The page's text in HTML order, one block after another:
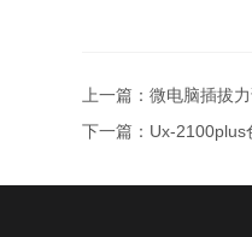
上一篇： 微电脑插拔
下一篇： Ux-2100plus